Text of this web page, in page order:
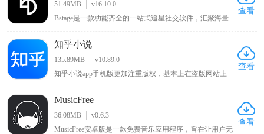
能为小米手机带来独特体验与性能优化的主题商店APP 。
51.49MB
v16.10.0
Bstage是一款功能齐全的一站式追星社交软件，汇聚海量
解，同时提供星粉互动、粉丝社交、音源试听、周边选
购、线下活动报名等全套追星服务。界面简洁清爽、分类
清晰，操作简单易上手，全方位满足用户日常追星、互动
交友、资源收藏的多样化需求。
查看
知乎小说
135.89MB
v10.89.0
知乎小说app手机版更加注重版权，基本上在盗版网站上
多优质的写手入驻，而且阅读界面简洁清爽，没有任何广
告打扰，让用户的阅读体验得到满足，对此感兴趣的小伙
伴可以来下载体验。
查看
MusicFree
36.08MB
v0.6.3
MusicFree安卓版是一款免费音乐应用程序，旨在让用户无
查看